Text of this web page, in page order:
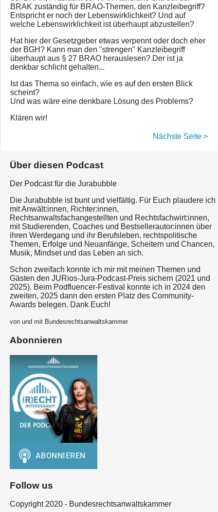
BRAK zuständig für BRAO-Themen, den Kanzleibegriff?
Entspricht er noch der Lebenswirklichkeit? Und auf
welche Lebenswirklichkeit ist überhaupt abzustellen?
Hat hier der Gesetzgeber etwas verpennt oder doch eher
der BGH? Kann man den "strengen" Kanzleibegriff
überhaupt aus § 27 BRAO herauslesen? Der ist ja
denkbar schlicht gehalten...
Ist das Thema so einfach, wie es auf den ersten Blick
scheint?
Und was wäre eine denkbare Lösung des Problems?
Klären wir!
Nächste Seite >
Über diesen Podcast
Der Podcast für die Jurabubble
Die Jurabubble ist bunt und vielfältig. Für Euch plaudere ich
mit Anwält:innen, Richter:innen,
Rechtsanwaltsfachangestellten und Rechtsfachwirt:innen,
mit Studierenden, Coaches und Bestsellerautor:innen über
ihren Werdegang und ihr Berufsleben, rechtspolitische
Themen, Erfolge und Neuanfänge, Scheitern und Chancen,
Musik, Mindset und das Leben an sich.
Schon zweifach konnte ich mir mit meinen Themen und
Gästen den JURios-Jura-Podcast-Preis sichern (2021 und
2025). Beim Podfluencer-Festival konnte ich in 2024 den
zweiten, 2025 dann den ersten Platz des Community-
Awards belegen. Dank Euch!
von und mit Bundesrechtsanwaltskammer
Abonnieren
Follow us
Copyright 2020 - Bundesrechtsanwaltskammer